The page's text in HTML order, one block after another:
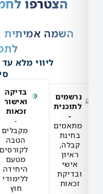
לחממה
אמיתית בעולם
לתפקיד
ליווי מלא עד לתפקיד
סייבר
ואישור
זכאות
מקבלים
הטבה
לקורסים
מטעם
היחידה
ללימודי
חוץ
את
עובדים
על
עם
החברות
בעולם